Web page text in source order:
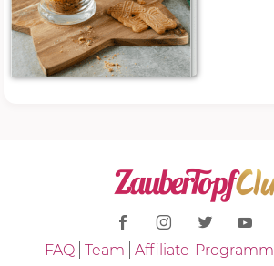
FAQ Team Affiliate-Programm